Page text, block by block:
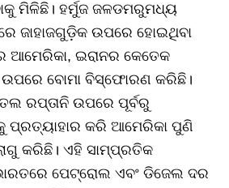
ମିଳିଛି। ହର୍ମୁଜ ଜଳଡମରୁମଧ୍ୟ
ଜାହାଜଗୁଡ଼ିକ ଉପରେ ହୋଇଥିବା
ଇରାନର କେତେକ
ଉପରେ ବୋମା ବିସ୍ଫୋରଣ କରିଛି।
ରପ୍ତାନି ଉପରେ ପୂର୍ବରୁ
ପ୍ରତ୍ୟାହାର କରି ଆମେରିକା ପୁଣି
କରିଛି। ଏହି ସାମ୍ପ୍ରତିକ
ପେଟ୍ରୋଲ ଏବଂ ଡିଜେଲ ଦର